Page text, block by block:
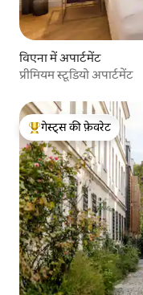
विएना में अपार्टमेंट
प्रीमियम स्टूडियो अपार्टमेंट
गेस्ट्स का टॉप फ़ेवरेट
गेस्ट्स की फ़ेवरेट